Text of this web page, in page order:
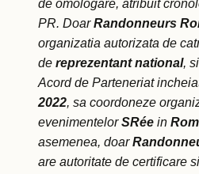
de omologare, atribuit
PR. DoarRandonneurs
organizatia autorizata de
de reprezentant national,
Acord de Parteneriat
2022, sa coordoneze
evenimentelorSRée in
asemenea, doar
are autoritate de certificare